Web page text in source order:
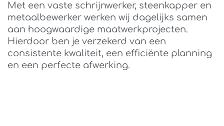
Met een vaste schrijnwerker, steenkapper en
metaalbewerker werken wij dagelijks samen
aan hoogwaardige maatwerkprojecten.
Hierdoor ben je verzekerd van een
consistente kwaliteit, een efficiënte planning
en een perfecte afwerking.